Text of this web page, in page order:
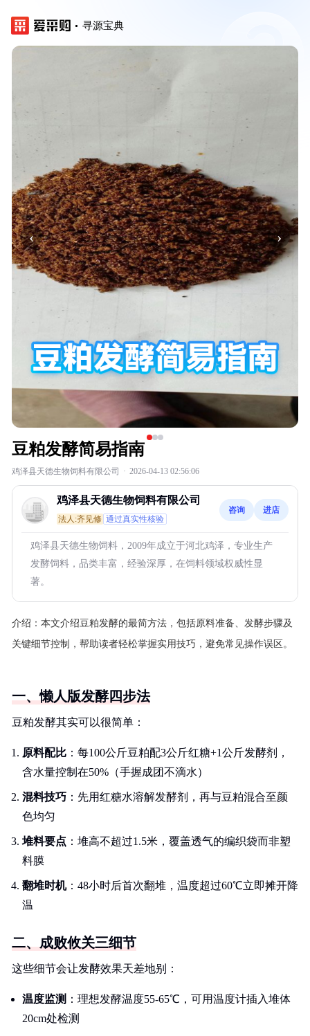
寻源宝典
‹ ›
豆粕发酵简易指南
鸡泽县天德生物饲料有限公司 · 2026-04-13 02:56:06
鸡泽县天德生物饲料有限公司
法人:齐见修 通过真实性核验
咨询 进店
鸡泽县天德生物饲料，2009年成立于河北鸡泽，专业生产
发酵饲料，品类丰富，经验深厚，在饲料领域权威性显
著。
介绍： 本文介绍豆粕发酵的最简方法，包括原料准备、发酵步骤及
关键细节控制，帮助读者轻松掌握实用技巧，避免常见操作误区。
一、懒人版发酵四步法
豆粕发酵其实可以很简单：
原料配比 ：每100公斤豆粕配3公斤红糖+1公斤发酵剂，
含水量控制在50%（手握成团不滴水）
混料技巧 ：先用红糖水溶解发酵剂，再与豆粕混合至颜
色均匀
堆料要点 ：堆高不超过1.5米，覆盖透气的编织袋而非塑
料膜
翻堆时机：48小时后首次翻堆，温度超过60℃立即摊开降
温
二、成败攸关三细节
这些细节会让发酵效果天差地别：
温度监测 ：理想发酵温度55-65℃，可用温度计插入堆体
20cm处检测